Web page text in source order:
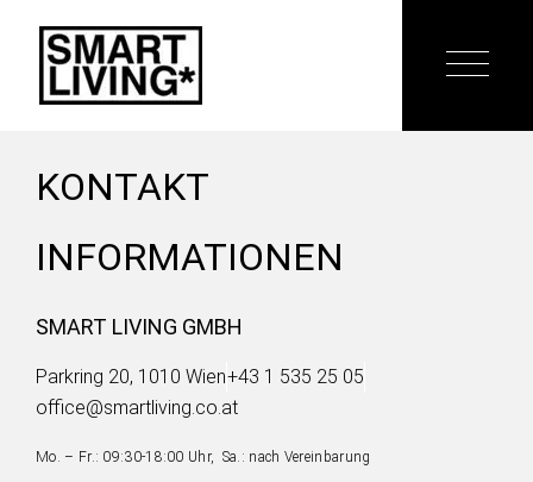
KONTAKT
INFORMATIONEN
SMART LIVING GMBH
Parkring 20, 1010 Wien+43 1 535 25 05
office@smartliving.co.at
Mo. – Fr.: 09:30-18:00 Uhr, Sa.: nach Vereinbarung